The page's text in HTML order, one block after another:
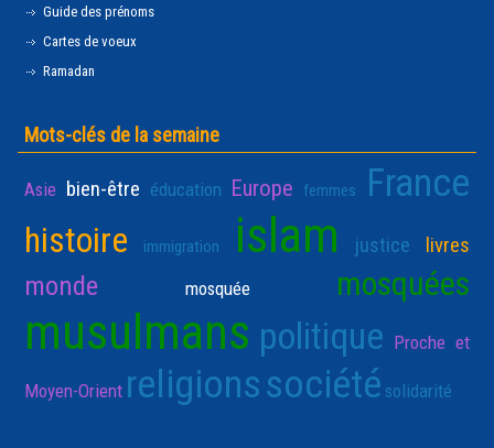
Guide des prénoms
Cartes de voeux
Ramadan
Mots-clés de la semaine
Asie bien-être éducation Europe femmes France
histoire immigration islam justice livres
monde mosquée mosquées
musulmans politique Proche et
Moyen-Orient religionssociété solidarité